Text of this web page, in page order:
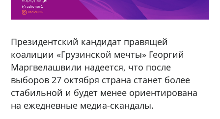
Президентский кандидат правящей
коалиции «Грузинской мечты» Георгий
Маргвелашвили надеется, что после
выборов 27 октября страна станет более
стабильной и будет менее ориентирована
на ежедневные медиа-скандалы.